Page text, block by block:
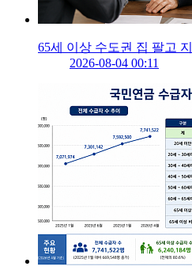
65세 이상 수도권 집 팔고
2026-08-04 00:11